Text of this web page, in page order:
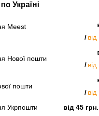
Україні
Meest
Нової пошти
пошти
Укрпошти
від 45 грн.